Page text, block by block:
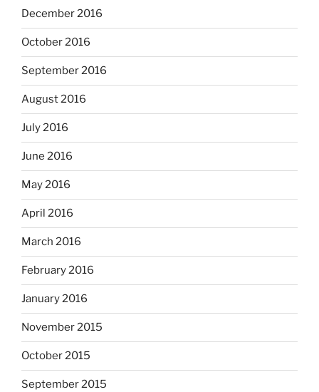
December 2016
October 2016
September 2016
August 2016
July 2016
June 2016
May 2016
April 2016
March 2016
February 2016
January 2016
November 2015
October 2015
September 2015